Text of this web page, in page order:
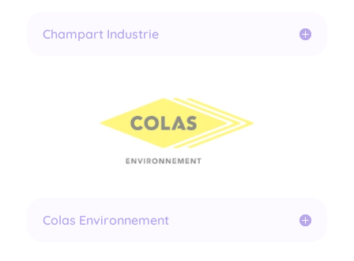
Champart Industrie
Colas Environnement